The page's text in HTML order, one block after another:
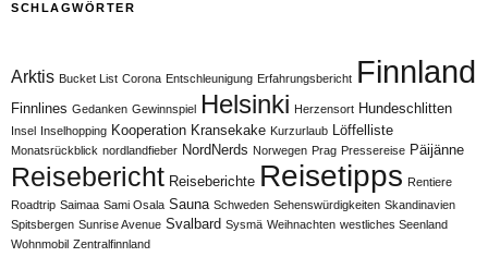
SCHLAGWÖRTER
Arktis Bucket List Corona Entschleunigung Erfahrungsbericht Finnland
Finnlines Gedanken Gewinnspiel Helsinki Herzensort Hundeschlitten
Insel Inselhopping Kooperation Kransekake Kurzurlaub Löffelliste
Monatsrückblick nordlandfieber NordNerds Norwegen Prag Pressereise Päijänne
Reisebericht Reiseberichte Reisetipps Rentiere
Roadtrip Saimaa Sami Osala Sauna Schweden Sehenswürdigkeiten Skandinavien
Spitsbergen Sunrise Avenue Svalbard Sysmä Weihnachten westliches Seenland
Wohnmobil Zentralfinnland